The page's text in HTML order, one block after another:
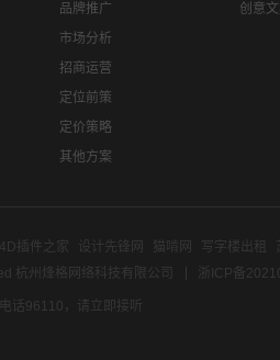
品牌推广
市场分析
招商运营
定位前策
定价策略
其他方案
创意
插件之家 设计先锋网 猫啃网 写字楼出租
杭州烽格网络科技有限公司
浙ICP备
话96110，请立即接听